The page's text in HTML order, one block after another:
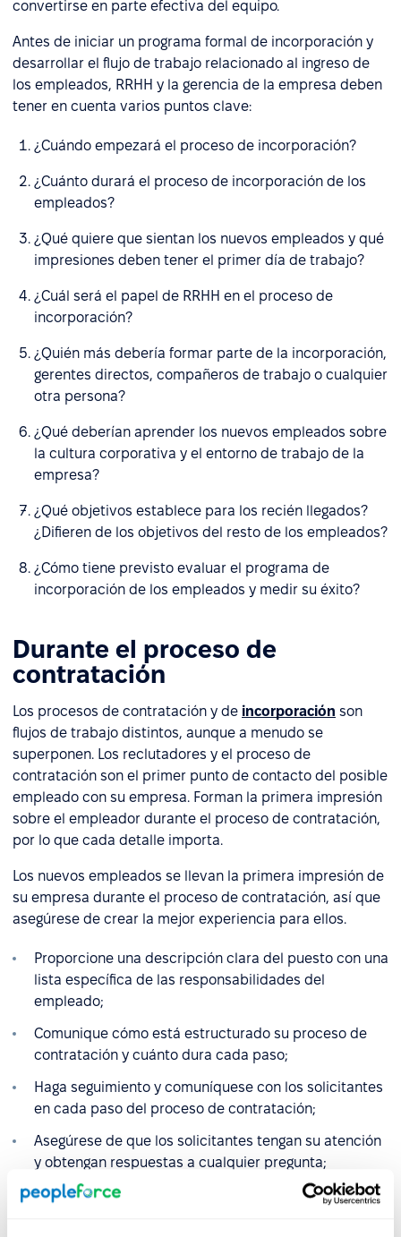
convertirse en parte efectiva del equipo.
Antes de iniciar un programa formal de incorporación y
desarrollar el flujo de trabajo relacionado al ingreso de
los empleados, RRHH y la gerencia de la empresa deben
tener en cuenta varios puntos clave:
¿Cuándo empezará el proceso de incorporación?
¿Cuánto durará el proceso de incorporación de los
empleados?
¿Qué quiere que sientan los nuevos empleados y qué
impresiones deben tener el primer día de trabajo?
¿Cuál será el papel de RRHH en el proceso de
incorporación?
¿Quién más debería formar parte de la incorporación,
gerentes directos, compañeros de trabajo o cualquier
otra persona?
¿Qué deberían aprender los nuevos empleados sobre
la cultura corporativa y el entorno de trabajo de la
empresa?
¿Qué objetivos establece para los recién llegados?
¿Difieren de los objetivos del resto de los empleados?
¿Cómo tiene previsto evaluar el programa de
incorporación de los empleados y medir su éxito?
Durante el proceso de
contratación
Los procesos de contratación y de incorporación son
flujos de trabajo distintos, aunque a menudo se
superponen. Los reclutadores y el proceso de
contratación son el primer punto de contacto del posible
empleado con su empresa. Forman la primera impresión
sobre el empleador durante el proceso de contratación,
por lo que cada detalle importa.
Los nuevos empleados se llevan la primera impresión de
su empresa durante el proceso de contratación, así que
asegúrese de crear la mejor experiencia para ellos.
Proporcione una descripción clara del puesto con una
lista específica de las responsabilidades del
empleado;
Comunique cómo está estructurado su proceso de
contratación y cuánto dura cada paso;
Haga seguimiento y comuníquese con los solicitantes
en cada paso del proceso de contratación;
Asegúrese de que los solicitantes tengan su atención
y obtengan respuestas a cualquier pregunta;
Brinde a los solicitantes información detallada sobre